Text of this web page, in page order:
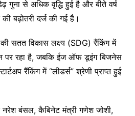
गुना से अधिक वृद्धि हुई है और बीते वर्ष
बढ़ोतरी दर्ज की गई है।
सतत विकास लक्ष्य (SDG) रैंकिंग में
पर रहा है, जबकि ईज ऑफ डूइंग बिजनेस
रैंकिंग में “लीडर्स” श्रेणी प्राप्त हुई
नरेश बंसल, कैबिनेट मंत्री गणेश जोशी,